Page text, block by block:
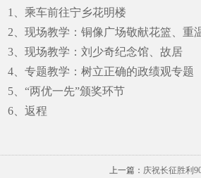
1
、乘车前往宁乡花明楼
2 、现场教学：铜像广场敬献花篮、重
3、现场教学：刘少奇纪念馆、故居
4、专题教学：树立正确的政绩观专题
5、“两优一先”颁奖环节
6、返程
上一篇： 庆祝长征胜利